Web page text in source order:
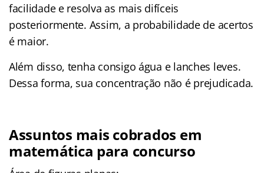
facilidade e resolva as mais difíceis
posteriormente. Assim, a probabilidade de acertos
é maior.
Além disso, tenha consigo água e lanches leves.
Dessa forma, sua concentração não é prejudicada.
Assuntos mais cobrados em
matemática para concurso